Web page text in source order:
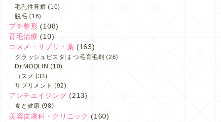
毛孔性苔癬 (10)
脱毛 (16)
プチ整形 (108)
育毛治療 (10)
コスメ・サプリ・薬 (163)
グラッシュビスタ|まつ毛育毛剤 (26)
Dr.MOQLIN (10)
コスメ (33)
サプリメント (92)
アンチエイジング (213)
食と健康 (98)
美容皮膚科・クリニック (160)